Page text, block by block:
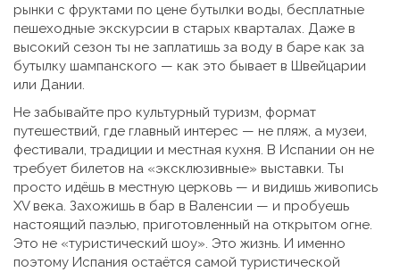
рынки с фруктами по цене бутылки воды, бесплатные
пешеходные экскурсии в старых кварталах. Даже в
высокий сезон ты не заплатишь за воду в баре как за
бутылку шампанского — как это бывает в Швейцарии
или Дании.
Не забывайте про культурный туризм, формат
путешествий, где главный интерес — не пляж, а музеи,
фестивали, традиции и местная кухня. В Испании он не
требует билетов на «эксклюзивные» выставки. Ты
просто идёшь в местную церковь — и видишь живопись
XV века. Захожишь в бар в Валенсии — и пробуешь
настоящий паэлью, приготовленный на открытом огне.
Это не «туристический шоу». Это жизнь. И именно
поэтому Испания остаётся самой туристической